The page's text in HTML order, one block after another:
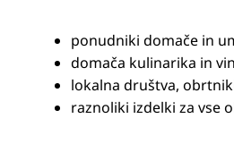
ponudniki domače in
domača kulinarika in
lokalna društva,
raznoliki izdelki za vse